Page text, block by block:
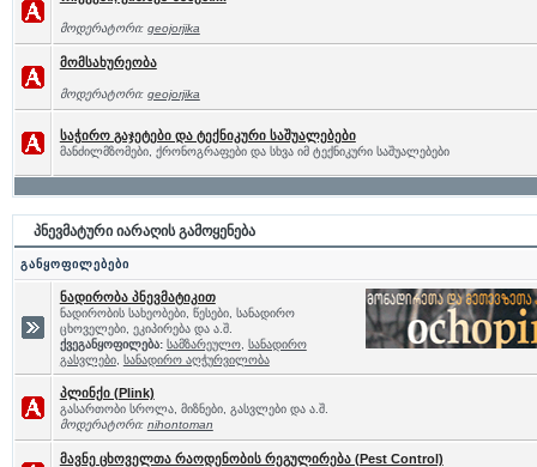
მოდერატორი: geojorjika
მომსახურეობა
მოდერატორი: geojorjika
საჭირო გაჯეტები და ტექნიკური საშუალებები
მანძილმზომები, ქრონოგრაფები და სხვა იმ ტექნიკური საშუალებები
პნევმატური იარაღის გამოყენება
განყოფილებები
ნადირობა პნევმატიკით
ნადირობის სახეობები, წესები, სანადირო
ცხოველები, ეკიპირება და ა.შ.
ქვეგანყოფილება: სამზარეულო,
სანადირო
გასვლები, სანადირო აღჭურვილობა
პლინქი (Plink)
გასართობი სროლა, მიზნები, გასვლები და ა.შ.
მოდერატორი: nihontoman
მავნე ცხოველთა რაოდენობის რეგულირება (Pest Control)